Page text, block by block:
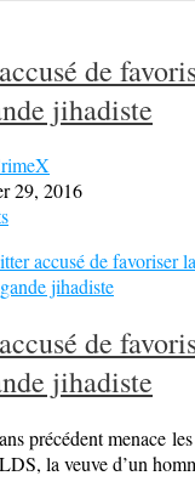
de
jihadiste
29, 2016
de
jihadiste
précédent menace
la veuve d’un